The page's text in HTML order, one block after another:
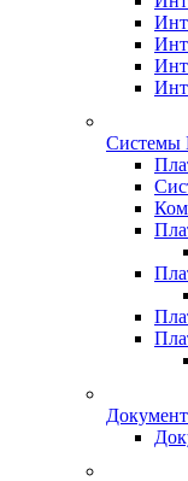
Системы